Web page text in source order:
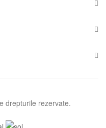
drepturile rezervate.